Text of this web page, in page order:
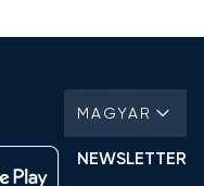
MAGYAR
NEWSLETTER